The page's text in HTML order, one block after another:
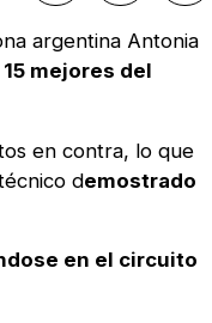
argentina Antonia
mejores del
en contra, lo que
demostrado
en el circuito